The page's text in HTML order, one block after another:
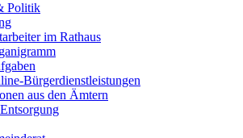
Politik
im Rathaus
Bürgerdienstleistungen
aus den Ämtern